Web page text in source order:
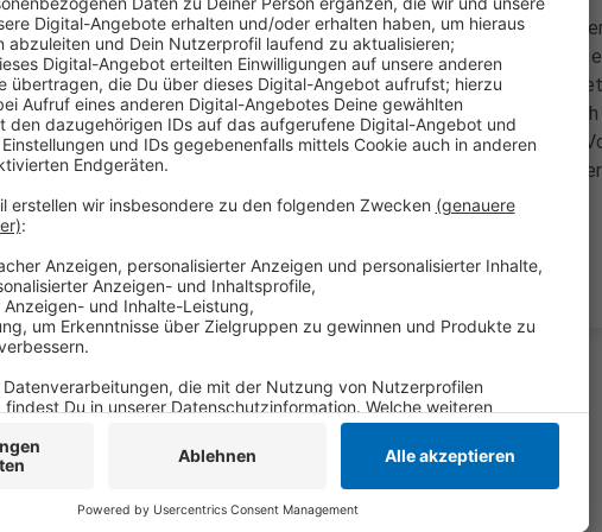
Schon vor mehr als einem Jahr musste in Niederkrüchten der
„Treff13“ wegen eines Wasserschadens schließen. Seitdem habe
für die Sanierung gegeben, heißt es von der Gemeinde. Die seien
Aktuell wird damit gerechnet, dass der der Treff13 voraussichtlich
Spätsommer wieder an seinen üblichen Platz zurückkehren kann.
Einrichtung in der Kita "Unter'm Regenbogen" auf der